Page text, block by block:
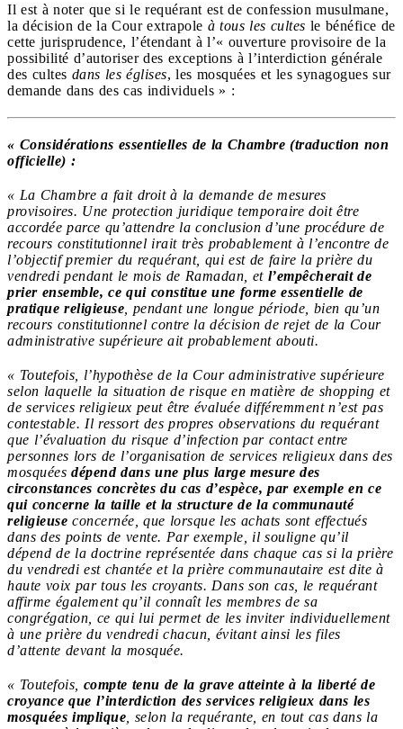
Il est à noter que si le requérant est de confession musulmane,
la décision de la Cour extrapole à tous les cultes le bénéfice de
cette jurisprudence, l’étendant à l’« ouverture provisoire de la
possibilité d’autoriser des exceptions à l’interdiction générale
des cultes dans les églises, les mosquées et les synagogues sur
demande dans des cas individuels » :
« Considérations essentielles de la Chambre (traduction non
officielle) :
« La Chambre a fait droit à la demande de mesures
provisoires. Une protection juridique temporaire doit être
accordée parce qu’attendre la conclusion d’une procédure de
recours constitutionnel irait très probablement à l’encontre de
l’objectif premier du requérant, qui est de faire la prière du
vendredi pendant le mois de Ramadan, et l’empêcherait de
prier ensemble, ce qui constitue une forme essentielle de
pratique religieuse , pendant une longue période, bien qu’un
recours constitutionnel contre la décision de rejet de la Cour
administrative supérieure ait probablement abouti.
« Toutefois, l’hypothèse de la Cour administrative supérieure
selon laquelle la situation de risque en matière de shopping et
de services religieux peut être évaluée différemment n’est pas
contestable. Il ressort des propres observations du requérant
que l’évaluation du risque d’infection par contact entre
personnes lors de l’organisation de services religieux dans des
mosquées dépend dans une plus large mesure des
circonstances concrètes du cas d’espèce, par exemple en ce
qui concerne la taille et la structure de la communauté
religieuse concernée, que lorsque les achats sont effectués
dans des points de vente. Par exemple, il souligne qu’il
dépend de la doctrine représentée dans chaque cas si la prière
du vendredi est chantée et la prière communautaire est dite à
haute voix par tous les croyants. Dans son cas, le requérant
affirme également qu’il connaît les membres de sa
congrégation, ce qui lui permet de les inviter individuellement
à une prière du vendredi chacun, évitant ainsi les files
d’attente devant la mosquée.
« Toutefois, compte tenu de la grave atteinte à la liberté de
croyance que l’interdiction des services religieux dans les
mosquées implique , selon la requérante, en tout cas dans la